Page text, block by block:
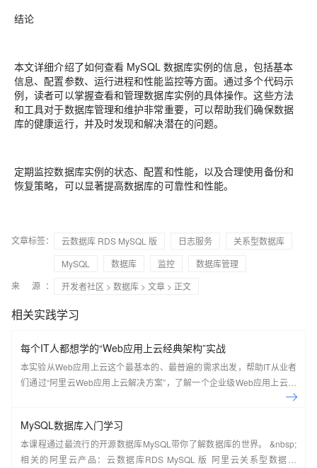
结论
本文详细介绍了如何查看 MySQL 数据库实例的信息，包括基本
信息、配置参数、运行进程和性能监控等方面。通过多个代码示
例，读者可以掌握查看和管理数据库实例的具体操作。这些方法
和工具对于数据库管理和维护非常重要，可以帮助我们确保数据
库的健康运行，并及时发现和解决潜在的问题。
定期监控数据库实例的状态、配置和性能，以及合理使用备份和
恢复策略，可以显著提高数据库的可靠性和性能。
文章标签： 云数据库 RDS MySQL 版 日志服务
关系型数据库
MySQL
数据库 监控
数据库管理
来 源：
开发者社区 > 数据库 > 文章 > 正文
相关实践学习
每个IT人都想学的“Web应用上云经典架构”实战
本实验从Web应用上云这个最基本的、最普遍的需求出发，帮助IT从业者
们通过“阿里云Web应用上云解决方案”，了解一个企业级Web应用上云的
MySQL数据库入门学习
本课程通过最流行的开源数据库MySQL带你了解数据库的世界。 &nbsp;
相关的阿里云产品：云数据库RDS MySQL 版 阿里云关系型数据库